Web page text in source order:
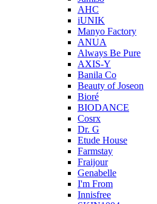
AHC
iUNIK
Manyo Factory
ANUA
Always Be Pure
AXIS-Y
Banila Co
Beauty of Joseon
Bioré
BIODANCE
Cosrx
Dr. G
Etude House
Farmstay
Fraijour
Genabelle
I'm From
Innisfree